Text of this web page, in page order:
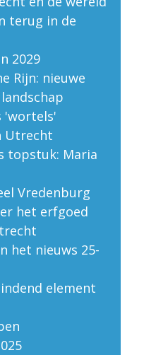
terug in de
2029
Rijn: nieuwe
'wortels'
Utrecht
topstuk: Maria
Vredenburg
het erfgoed
het nieuws 25-
element